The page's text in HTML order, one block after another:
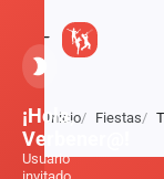
Atrás
Inicio Fiestas
¡Hola,
Verbener@!
Usuario